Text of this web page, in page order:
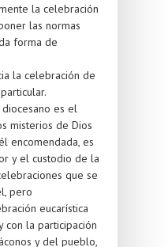
la celebración
las normas
forma de
la celebración de
es el
misterios de Dios
encomendada, es
y el custodio de la
que se
pero
eucarística
la participación
y del pueblo,